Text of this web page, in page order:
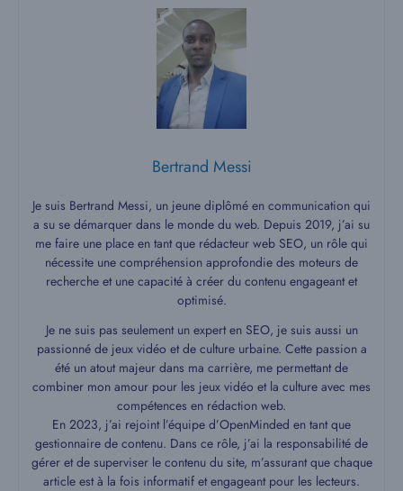
Bertrand Messi
Je suis Bertrand Messi, un jeune diplômé en communication qui
a su se démarquer dans le monde du web. Depuis 2019, j’ai su
me faire une place en tant que rédacteur web SEO, un rôle qui
nécessite une compréhension approfondie des moteurs de
recherche et une capacité à créer du contenu engageant et
optimisé.
Je ne suis pas seulement un expert en SEO, je suis aussi un
passionné de jeux vidéo et de culture urbaine. Cette passion a
été un atout majeur dans ma carrière, me permettant de
combiner mon amour pour les jeux vidéo et la culture avec mes
compétences en rédaction web.
En 2023, j’ai rejoint l’équipe d’OpenMinded en tant que
gestionnaire de contenu. Dans ce rôle, j’ai la responsabilité de
gérer et de superviser le contenu du site, m’assurant que chaque
article est à la fois informatif et engageant pour les lecteurs.